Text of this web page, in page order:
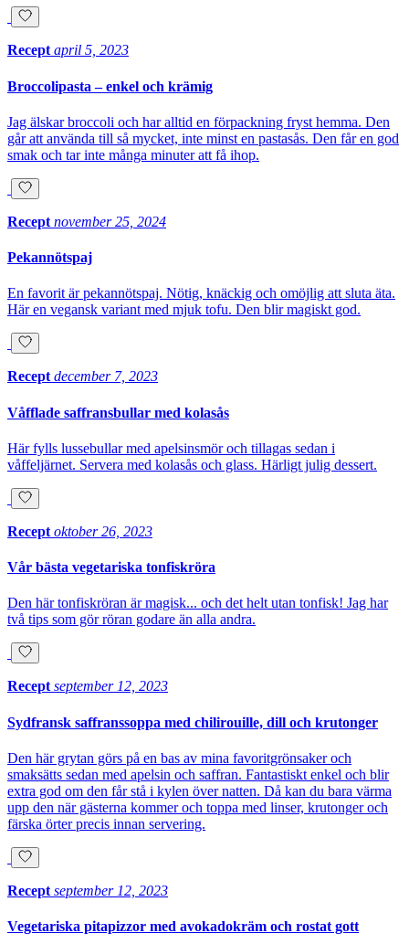
Recept april 5, 2023
Broccolipasta – enkel och krämig
Jag älskar broccoli och har alltid en förpackning fryst hemma. Den
går att använda till så mycket, inte minst en pastasås. Den får en god
smak och tar inte många minuter att få ihop.
Recept november 25, 2024
Pekannötspaj
En favorit är pekannötspaj. Nötig, knäckig och omöjlig att sluta äta.
Här en vegansk variant med mjuk tofu. Den blir magiskt god.
Recept december 7, 2023
Våfflade saffransbullar med kolasås
Här fylls lussebullar med apelsinsmör och tillagas sedan i
våffeljärnet. Servera med kolasås och glass. Härligt julig dessert.
Recept oktober 26, 2023
Vår bästa vegetariska tonfiskröra
Den här tonfiskröran är magisk... och det helt utan tonfisk! Jag har
två tips som gör röran godare än alla andra.
Recept september 12, 2023
Sydfransk saffranssoppa med chilirouille, dill och krutonger
Den här grytan görs på en bas av mina favoritgrönsaker och
smaksätts sedan med apelsin och saffran. Fantastiskt enkel och blir
extra god om den får stå i kylen över natten. Då kan du bara värma
upp den när gästerna kommer och toppa med linser, krutonger och
färska örter precis innan servering.
Recept september 12, 2023
Vegetariska pitapizzor med avokadokräm och rostat gott